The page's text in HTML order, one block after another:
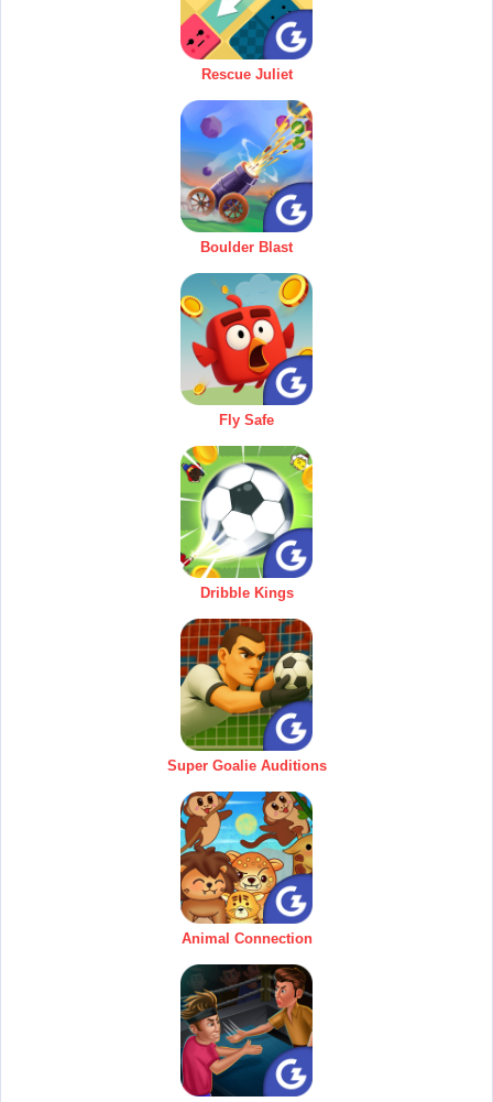
Rescue Juliet
Boulder Blast
Fly Safe
Dribble Kings
Super Goalie Auditions
Animal Connection